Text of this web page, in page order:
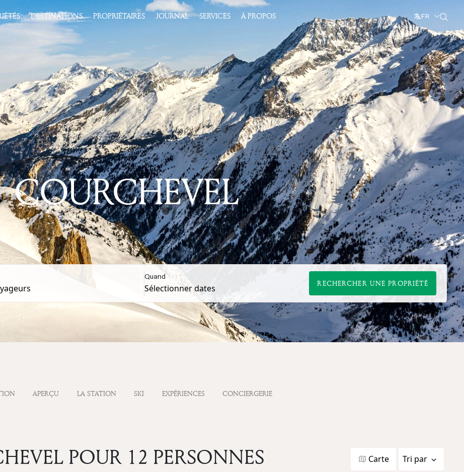
FR
DESTINATIONS PROPRIÉTAIRES JOURNAL SERVICES À PROPOS
COURCHEVEL
Quand
RECHERCHER UNE PROPRIÉTÉ
APERÇU LA STATION SKI EXPÉRIENCES CONCIERGERIE
POUR 12 PERSONNES Carte Tri par